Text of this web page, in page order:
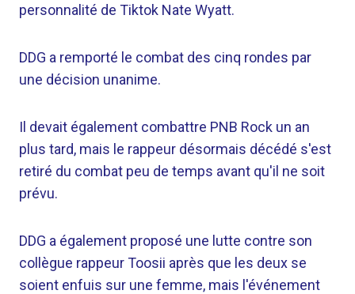
personnalité de Tiktok Nate Wyatt.
DDG a remporté le combat des cinq rondes par
une décision unanime.
Il devait également combattre PNB Rock un an
plus tard, mais le rappeur désormais décédé s'est
retiré du combat peu de temps avant qu'il ne soit
prévu.
DDG a également proposé une lutte contre son
collègue rappeur Toosii après que les deux se
soient enfuis sur une femme, mais l'événement